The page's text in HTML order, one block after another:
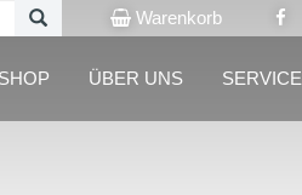
Warenkorb
ÜBER UNS SERVICE